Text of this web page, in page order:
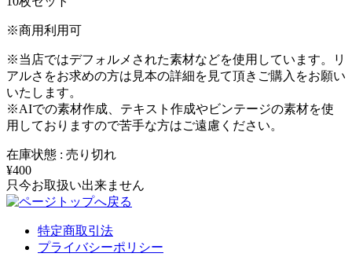
※商用利用可
※当店ではデフォルメされた素材などを使用しています。リ
アルさをお求めの方は見本の詳細を見て頂きご購入をお願い
いたします。
※AIでの素材作成、テキスト作成やビンテージの素材を使
用しておりますので苦手な方はご遠慮ください。
在庫状態 : 売り切れ
¥400
只今お取扱い出来ません
特定商取引法
プライバシーポリシー